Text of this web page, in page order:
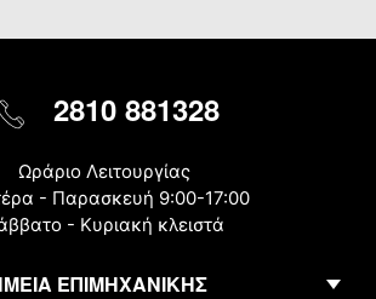
2810 881328
Ωράριο Λειτουργίας
- Παρασκευή 9:00-17:00
- Κυριακή κλειστά
ΕΠΙΜΗΧΑΝΙΚΗΣ